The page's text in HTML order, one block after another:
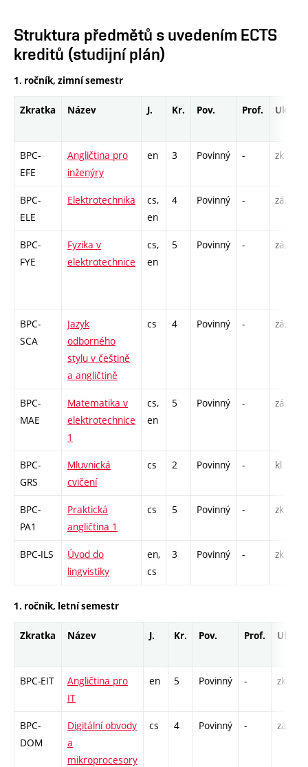
Struktura předmětů s uvedením ECTS
kreditů (studijní plán)
1. ročník, zimní semestr
Zkratka Název J. Kr. Pov. Prof. Uk.
BPC-
EFE
Angličtina pro
inženýry
en 3 Povinný - zk
BPC-
ELE
Elektrotechnika
cs,
en
4 Povinný - zá,zk
BPC-
FYE
Fyzika v
elektrotechnice
cs,
en
5 Povinný - zá,zk
BPC-
SCA
Jazyk
odborného
stylu v češtině
a angličtině
cs 4 Povinný - zá,zk
BPC-
MAE
Matematika v
elektrotechnice
1
cs,
en
5 Povinný - zá,zk
BPC-
GRS
Mluvnická
cvičení
cs 2 Povinný - kl
BPC-
PA1
Praktická
angličtina 1
cs 5 Povinný - zk
BPC-ILS
Úvod do
lingvistiky
en,
cs
3 Povinný - zk
1. ročník, letní semestr
Zkratka Název J. Kr. Pov. Prof. Uk.
BPC-EIT
Angličtina pro
IT
en 5 Povinný - zk
BPC-
DOM
Digitální obvody
a
mikroprocesory
cs 4 Povinný - zá,zk